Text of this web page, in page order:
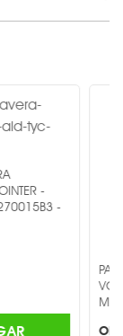
PAR DE
VOLKSWAGEN
MR1-PAR-11-